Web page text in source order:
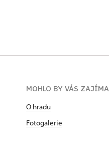
MOHLO BY VÁS
O hradu
Fotogalerie